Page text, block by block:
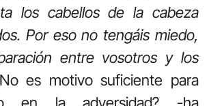
los cabellos de la cabeza
Por eso no tengáis miedo,
entre vosotros y los
es motivo suficiente para